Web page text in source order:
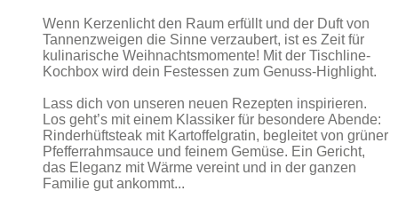
Wenn Kerzenlicht den Raum erfüllt und der Duft von
Tannenzweigen die Sinne verzaubert, ist es Zeit für
kulinarische Weihnachtsmomente! Mit der Tischline-
Kochbox wird dein Festessen zum Genuss-Highlight.
Lass dich von unseren neuen Rezepten inspirieren.
Los geht’s mit einem Klassiker für besondere Abende:
Rinderhüftsteak mit Kartoffelgratin, begleitet von grüner
Pfefferrahmsauce und feinem Gemüse. Ein Gericht,
das Eleganz mit Wärme vereint und in der ganzen
Familie gut ankommt...